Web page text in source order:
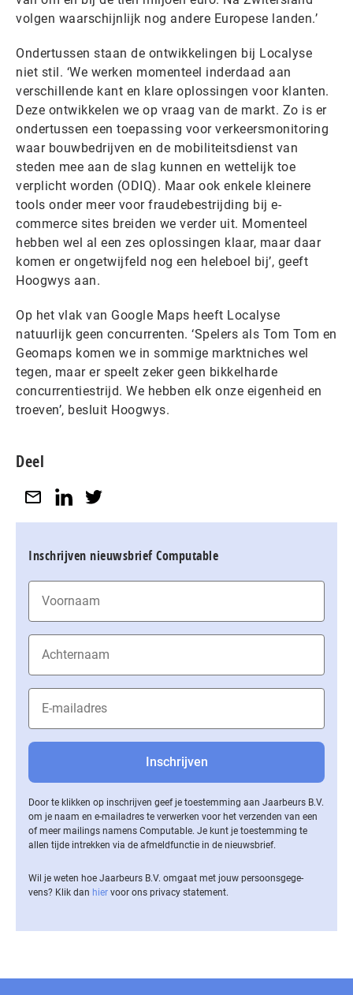
volgen waarschijnlijk nog andere Europese landen.’
Ondertussen staan de ontwikkelingen bij Localyse
niet stil. ‘We werken momenteel inderdaad aan
verschillende kant en klare oplossingen voor klanten.
Deze ontwikkelen we op vraag van de markt. Zo is er
ondertussen een toepassing voor verkeersmonitoring
waar bouwbedrijven en de mobiliteitsdienst van
steden mee aan de slag kunnen en wettelijk toe
verplicht worden (ODIQ). Maar ook enkele kleinere
tools onder meer voor fraudebestrijding bij e-
commerce sites breiden we verder uit. Momenteel
hebben wel al een zes oplossingen klaar, maar daar
komen er ongetwijfeld nog een heleboel bij’, geeft
Hoogwys aan.
Op het vlak van Google Maps heeft Localyse
natuurlijk geen concurrenten. ‘Spelers als Tom Tom en
Geomaps komen we in sommige marktniches wel
tegen, maar er speelt zeker geen bikkelharde
concurrentiestrijd. We hebben elk onze eigenheid en
troeven’, besluit Hoogwys.
Deel
Inschrijven nieuwsbrief Computable
Door te klikken op inschrijven geef je toestemming aan Jaarbeurs B.V.
om je naam en e-mailadres te verwerken voor het verzenden van een
of meer mailings namens Computable. Je kunt je toestemming te
allen tijde intrekken via de af­meld­func­tie in de nieuwsbrief.
Wil je weten hoe Jaarbeurs B.V. omgaat met jouw per­soons­ge­ge­
vens? Klik dan hier voor ons privacy statement.